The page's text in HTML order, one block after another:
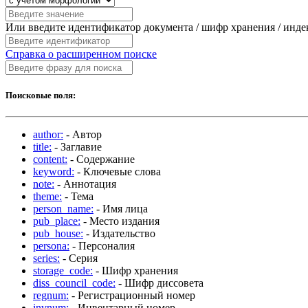
Или введите идентификатор документа / шифр хранения /
Справка о расширенном поиске
Поисковые поля:
author: - Автор
title: - Заглавие
content: - Содержание
keyword: - Ключевые слова
note: - Аннотация
theme: - Тема
person_name: - Имя лица
pub_place: - Место издания
pub_house: - Издательство
persona: - Персоналия
series: - Серия
storage_code: - Шифр хранения
diss_council_code: - Шифр диссовета
regnum: - Регистрационный номер